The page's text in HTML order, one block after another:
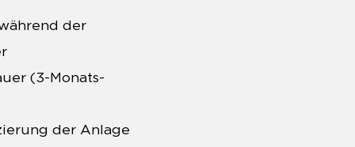
der
(3-Monats-
der Anlage